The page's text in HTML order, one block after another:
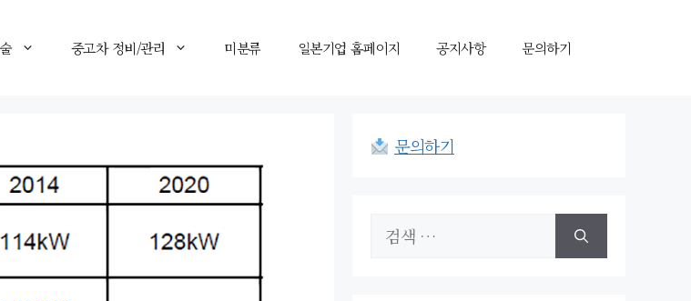
중고차 정비/관리 미분류 일본기업 홈페이지 공지사항 문의하기
문의하기